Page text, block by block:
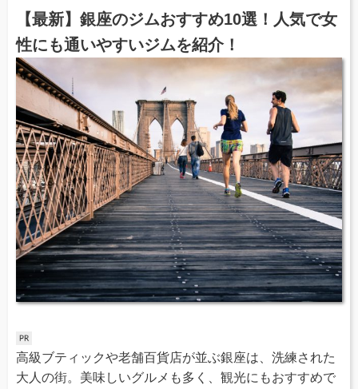
【最新】銀座のジムおすすめ10選！人気で女
性にも通いやすいジムを紹介！
高級ブティックや老舗百貨店が並ぶ銀座は、洗練された
大人の街。美味しいグルメも多く、観光にもおすすめで